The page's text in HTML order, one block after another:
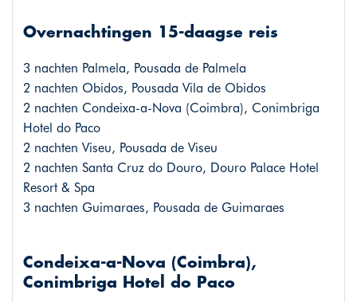
Overnachtingen 15-daagse reis
3 nachten Palmela, Pousada de Palmela
2 nachten Obidos, Pousada Vila de Obidos
2 nachten Condeixa-a-Nova (Coimbra), Conimbriga
Hotel do Paco
2 nachten Viseu, Pousada de Viseu
2 nachten Santa Cruz do Douro, Douro Palace Hotel
Resort & Spa
3 nachten Guimaraes, Pousada de Guimaraes
Condeixa-a-Nova (Coimbra),
Conimbriga Hotel do Paco